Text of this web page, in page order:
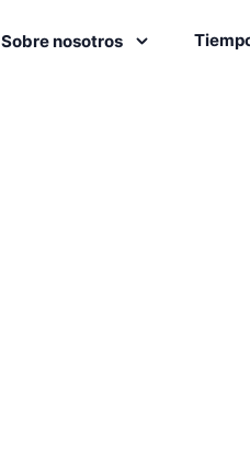
Sobre nosotros